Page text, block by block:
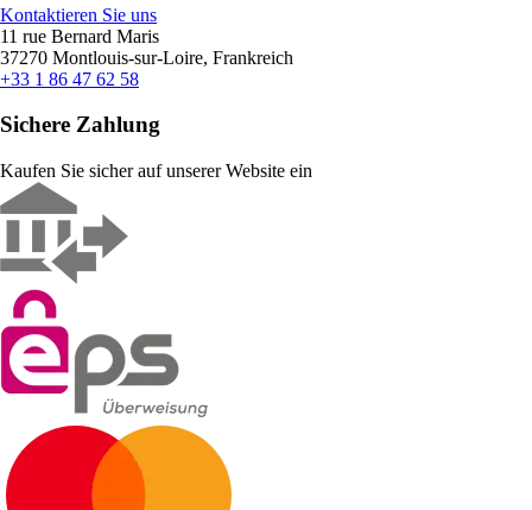
Kontaktieren Sie uns
11 rue Bernard Maris
37270 Montlouis-sur-Loire, Frankreich
+33 1 86 47 62 58
Sichere Zahlung
Kaufen Sie sicher auf unserer Website ein